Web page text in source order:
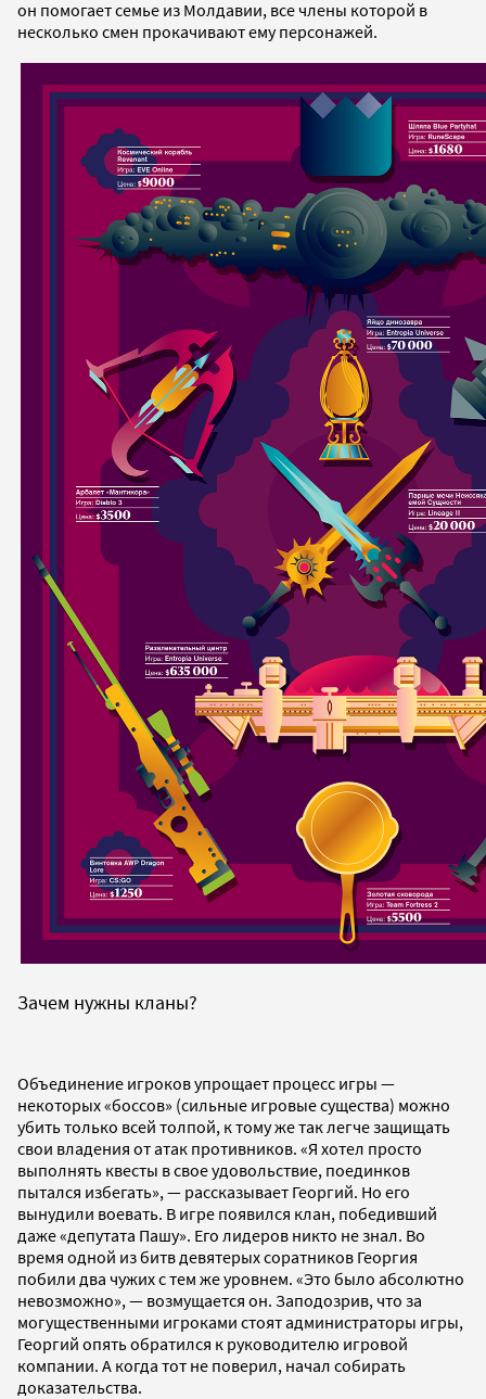
он помогает семье из Молдавии, все члены которой в
несколько смен прокачивают ему персонажей.
Зачем нужны кланы?
Объединение игроков упрощает процесс игры —
некоторых «боссов» (сильные игровые существа) можно
убить только всей толпой, к тому же так легче защищать
свои владения от атак противников. «Я хотел просто
выполнять квесты в свое удовольствие, поединков
пытался избегать», — рассказывает Георгий. Но его
вынудили воевать. В игре появился клан, победивший
даже «депутата Пашу». Его лидеров никто не знал. Во
время одной из битв девятерых соратников Георгия
побили два чужих с тем же уровнем. «Это было абсолютно
невозможно», — возмущается он. Заподозрив, что за
могущественными игроками стоят администраторы игры,
Георгий опять обратился к руководителю игровой
компании. А когда тот не поверил, начал собирать
доказательства.